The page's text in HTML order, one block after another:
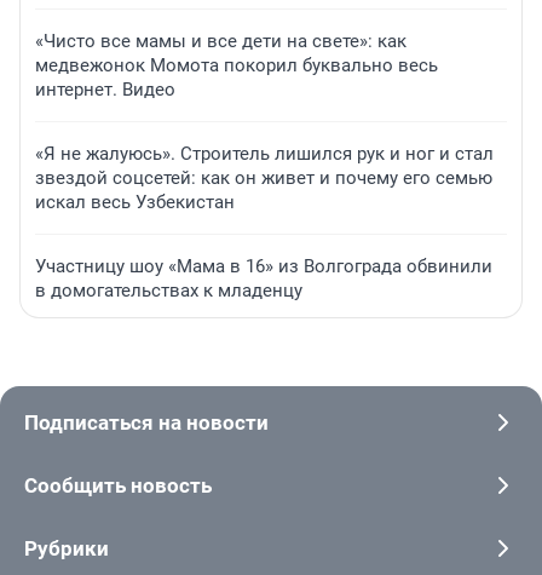
«Чисто все мамы и все дети на свете»: как
медвежонок Момота покорил буквально весь
интернет. Видео
«Я не жалуюсь». Строитель лишился рук и ног и стал
звездой соцсетей: как он живет и почему его семью
искал весь Узбекистан
Участницу шоу «Мама в 16» из Волгограда обвинили
в домогательствах к младенцу
Подписаться на новости
Сообщить новость
Рубрики